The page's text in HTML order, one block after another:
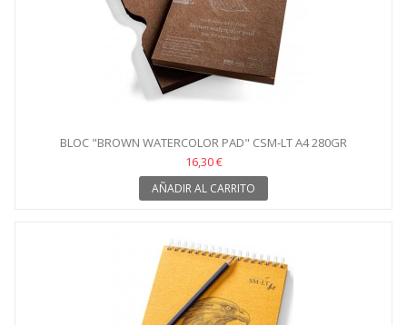
BLOC "BROWN WATERCOLOR PAD" CSM-LT A4 280GR
16,30 €
AÑADIR AL CARRITO